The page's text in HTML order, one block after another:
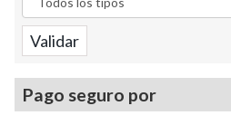
Pago seguro por